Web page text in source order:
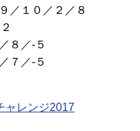
１０／２／８
８／-５
７／-５
ャレンジ2017